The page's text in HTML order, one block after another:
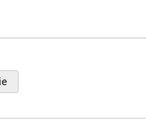
fi achitat prin ePay (plata